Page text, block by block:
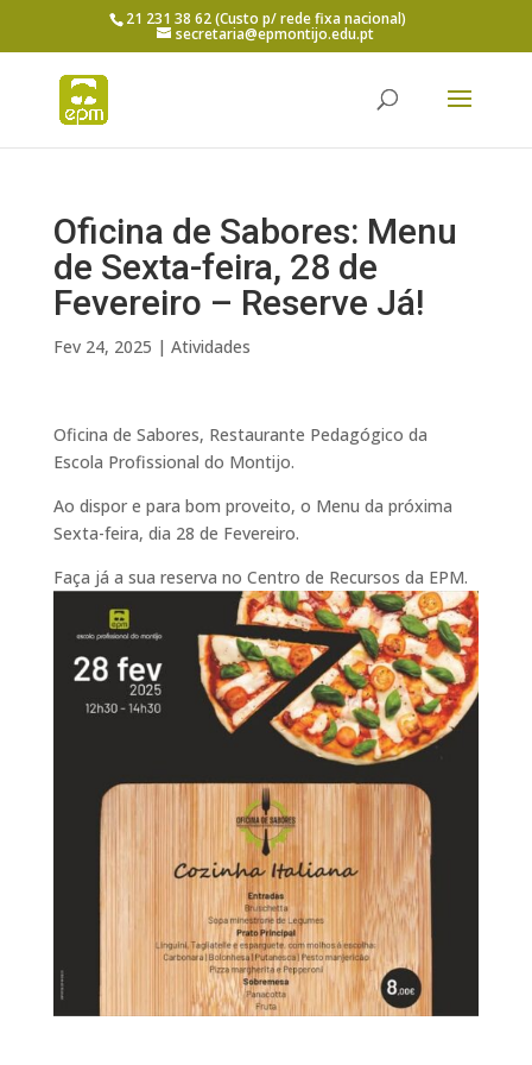
21 231 38 62 (Custo p/ rede fixa nacional)
secretaria@epmontijo.edu.pt
Oficina de Sabores: Menu
de Sexta-feira, 28 de
Fevereiro – Reserve Já!
Fev 24, 2025 | Atividades
Oficina de Sabores, Restaurante Pedagógico da
Escola Profissional do Montijo.
Ao dispor e para bom proveito, o Menu da próxima
Sexta-feira, dia 28 de Fevereiro.
Faça já a sua reserva no Centro de Recursos da EPM.